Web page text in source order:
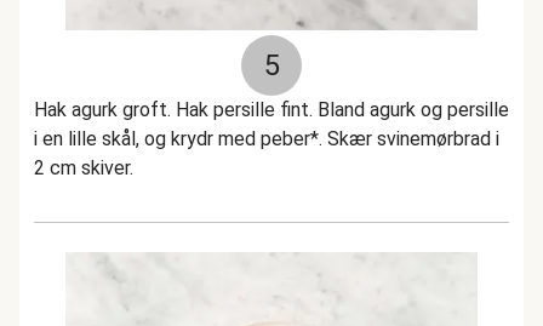
5
Hak agurk groft. Hak persille fint. Bland agurk og persille
i en lille skål, og krydr med peber*. Skær svinemørbrad i
2 cm skiver.